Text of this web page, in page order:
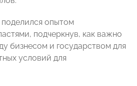
поделился опытом
подчеркнув, как важно
бизнесом и государством для
условий для